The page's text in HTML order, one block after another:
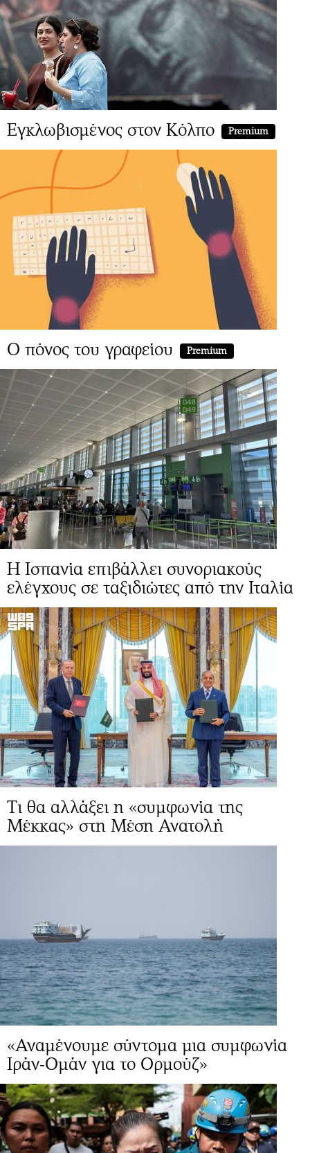
Εγκλωβισμένος στον Κόλπο Premium
Ο πόνος του γραφείου Premium
Η Ισπανία επιβάλλει συνοριακούς
ελέγχους σε ταξιδιώτες από την Ιταλία
Τι θα αλλάξει η «συμφωνία της
Μέκκας» στη Μέση Ανατολή
«Αναμένουμε σύντομα μια συμφωνία
Ιράν-Ομάν για το Ορμούζ»